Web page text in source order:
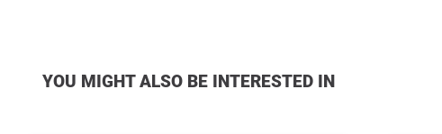
YOU MIGHT ALSO BE INTERESTED IN